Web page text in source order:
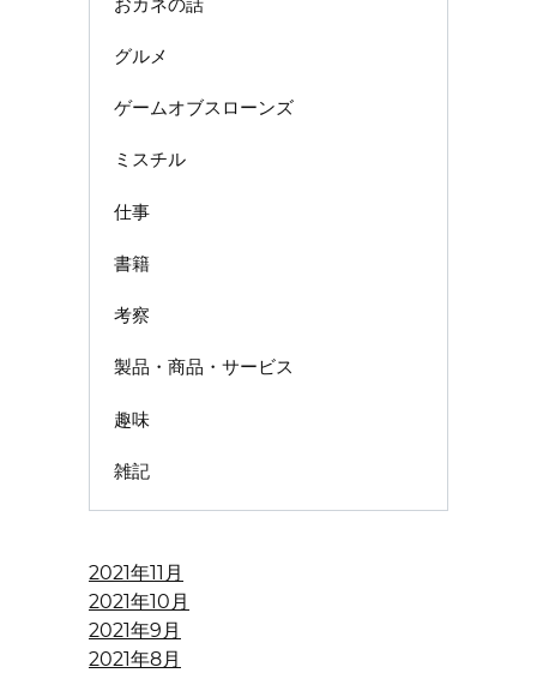
グルメ
ゲームオブスローンズ
ミスチル
仕事
書籍
考察
製品・商品・サービス
趣味
雑記
2021年11月
2021年10月
2021年9月
2021年8月